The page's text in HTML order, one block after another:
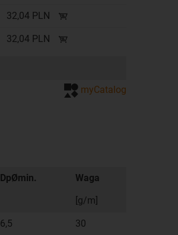
32,04 PLN
32,04 PLN
myCatalog
DpØmin.
Waga
[g/m]
6,5 30